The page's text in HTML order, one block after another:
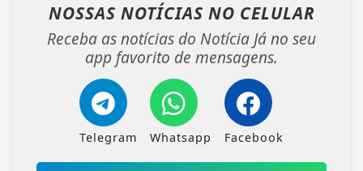
NOSSAS NOTÍCIAS NO CELULAR
Receba as notícias do Notícia Já no seu
app favorito de mensagens.
Telegram Whatsapp Facebook